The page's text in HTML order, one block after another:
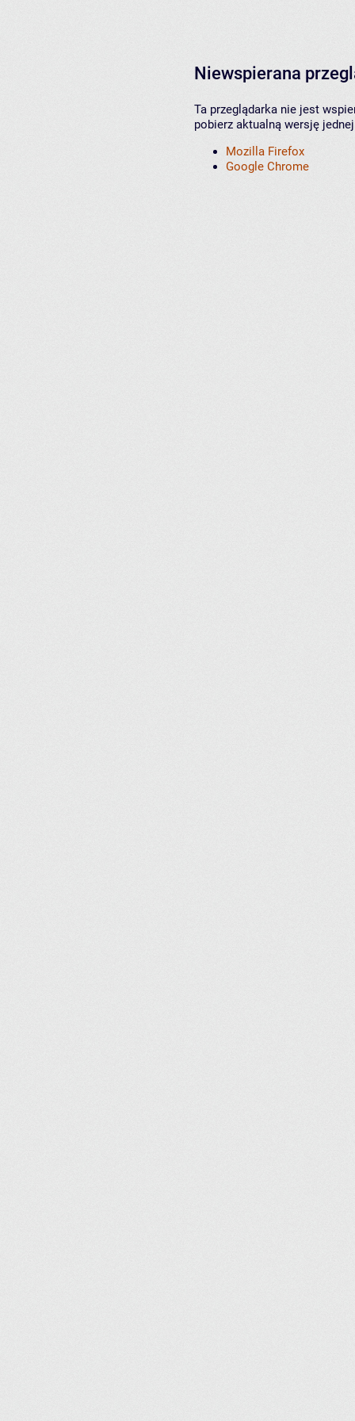
Niewspierana
Ta przeglądarka nie jest
pobierz aktualną wersję
Mozilla Firefox
Google Chrome